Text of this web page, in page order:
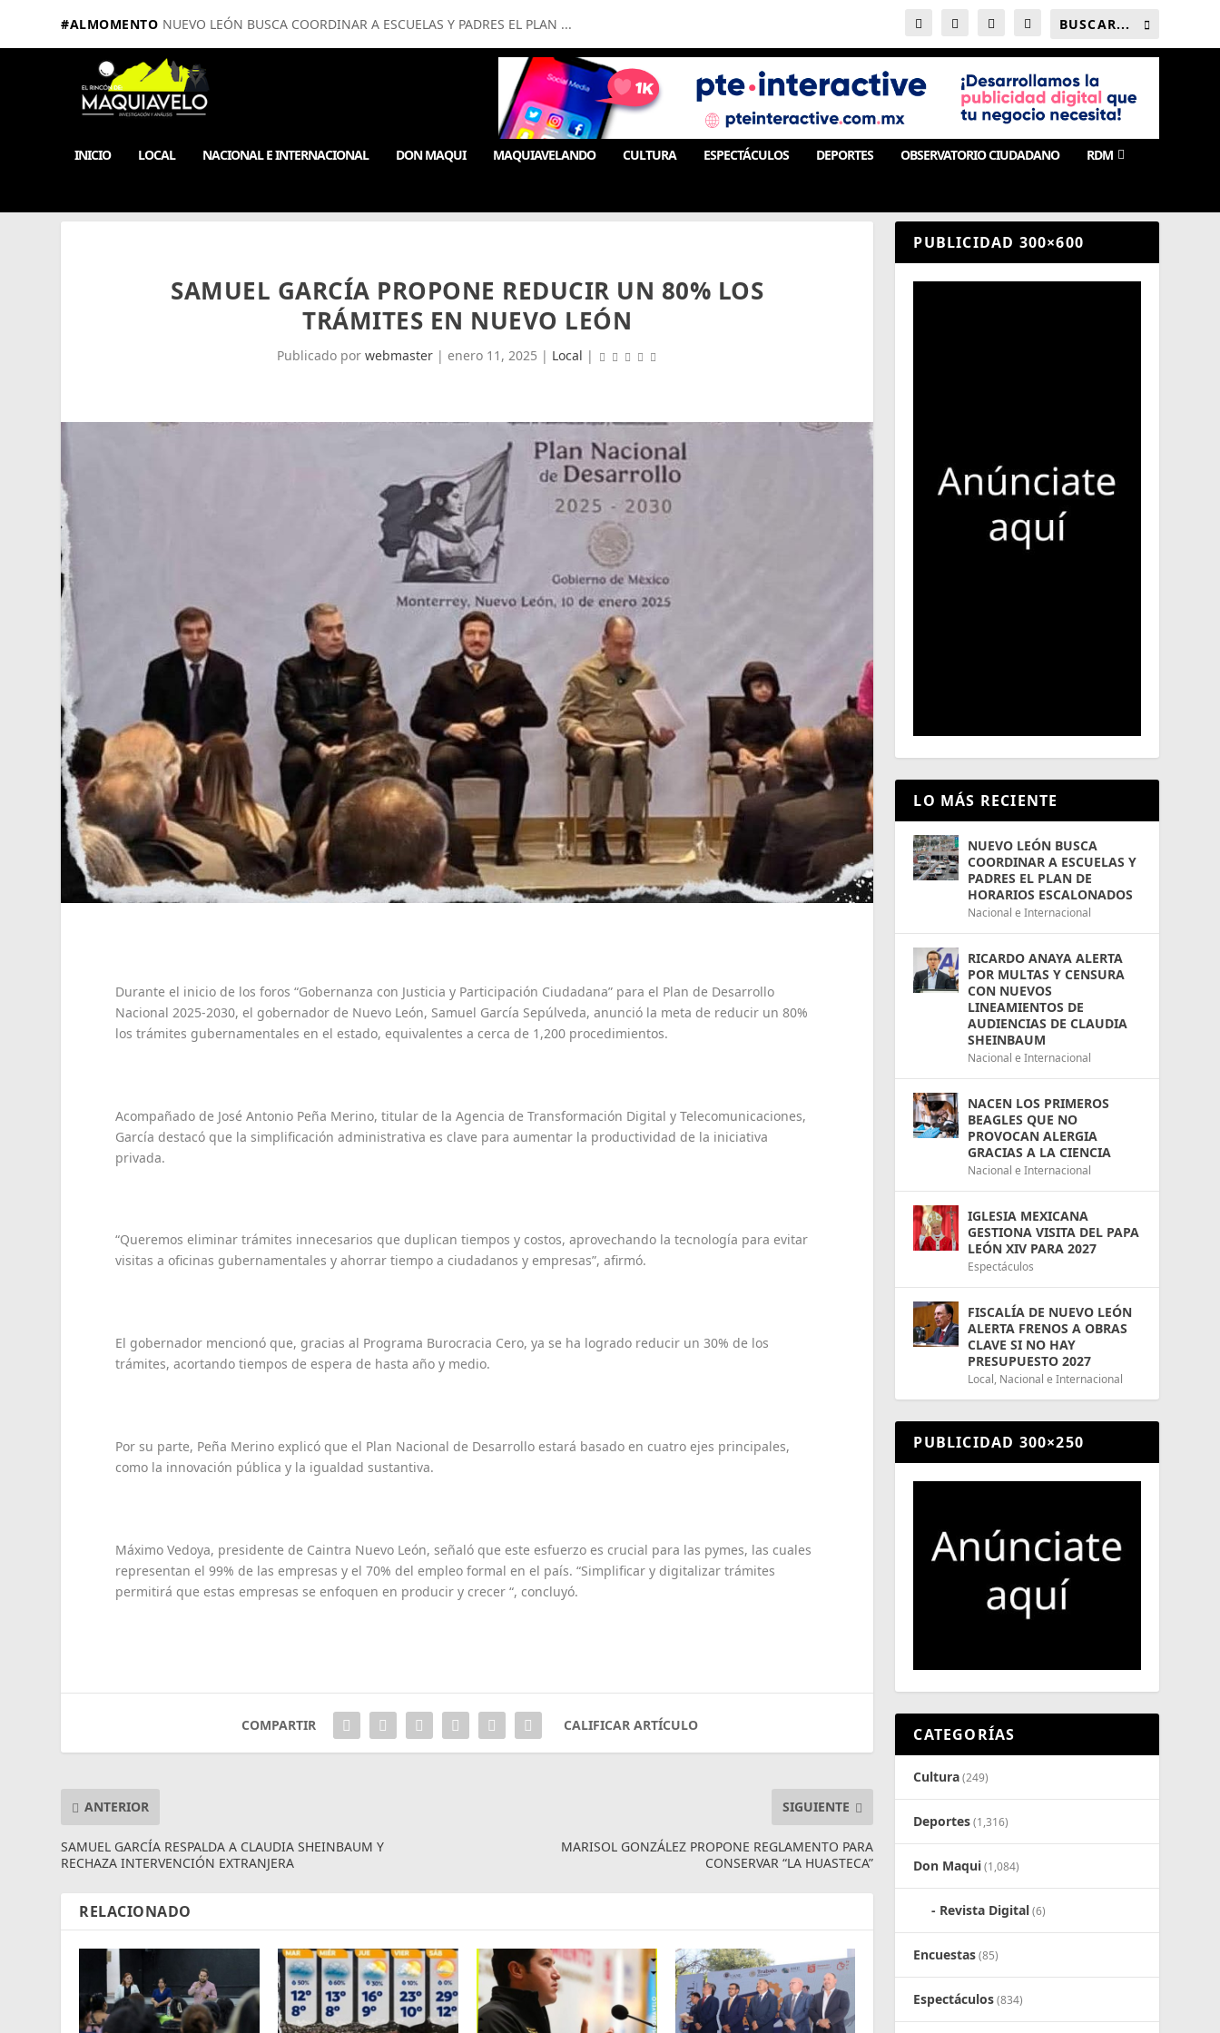
#ALMOMENTO NUEVO LEÓN BUSCA COORDINAR A ESCUELAS Y PADRES EL PLAN ...
INICIO LOCAL NACIONAL E INTERNACIONAL DON MAQUI MAQUIAVELANDO CULTURA ESPECTÁCULOS DEPORTES OBSERVATORIO CIUDADANO RDM
SAMUEL GARCÍA PROPONE REDUCIR UN 80% LOS
TRÁMITES EN NUEVO LEÓN
Publicado porwebmaster |enero 11, 2025 | Local |
Durante el inicio de los foros “Gobernanza con Justicia y Participación Ciudadana” para el Plan de Desarrollo
Nacional 2025-2030, el gobernador de Nuevo León, Samuel García Sepúlveda, anunció la meta de reducir un 80%
los trámites gubernamentales en el estado, equivalentes a cerca de 1,200 procedimientos.
Acompañado de José Antonio Peña Merino, titular de la Agencia de Transformación Digital y Telecomunicaciones,
García destacó que la simplificación administrativa es clave para aumentar la productividad de la iniciativa
privada.
“Queremos eliminar trámites innecesarios que duplican tiempos y costos, aprovechando la tecnología para evitar
visitas a oficinas gubernamentales y ahorrar tiempo a ciudadanos y empresas”, afirmó.
El gobernador mencionó que, gracias al Programa Burocracia Cero, ya se ha logrado reducir un 30% de los
trámites, acortando tiempos de espera de hasta año y medio.
Por su parte, Peña Merino explicó que el Plan Nacional de Desarrollo estará basado en cuatro ejes principales,
como la innovación pública y la igualdad sustantiva.
Máximo Vedoya, presidente de Caintra Nuevo León, señaló que este esfuerzo es crucial para las pymes, las cuales
representan el 99% de las empresas y el 70% del empleo formal en el país. “Simplificar y digitalizar trámites
permitirá que estas empresas se enfoquen en producir y crecer “, concluyó.
COMPARTIR CALIFICAR ARTÍCULO
ANTERIOR
SAMUEL GARCÍA RESPALDA A CLAUDIA SHEINBAUM Y
RECHAZA INTERVENCIÓN EXTRANJERA
SIGUIENTE
MARISOL GONZÁLEZ PROPONE REGLAMENTO PARA
CONSERVAR “LA HUASTECA”
RELACIONADO
PUBLICIDAD 300×600
LO MÁS RECIENTE
NUEVO LEÓN BUSCA
COORDINAR A ESCUELAS Y
PADRES EL PLAN DE
HORARIOS ESCALONADOS
Nacional e Internacional
RICARDO ANAYA ALERTA
POR MULTAS Y CENSURA
CON NUEVOS
LINEAMIENTOS DE
AUDIENCIAS DE CLAUDIA
SHEINBAUM
Nacional e Internacional
NACEN LOS PRIMEROS
BEAGLES QUE NO
PROVOCAN ALERGIA
GRACIAS A LA CIENCIA
Nacional e Internacional
IGLESIA MEXICANA
GESTIONA VISITA DEL PAPA
LEÓN XIV PARA 2027
Espectáculos
FISCALÍA DE NUEVO LEÓN
ALERTA FRENOS A OBRAS
CLAVE SI NO HAY
PRESUPUESTO 2027
Local, Nacional e Internacional
PUBLICIDAD 300×250
CATEGORÍAS
Cultura(249)
Deportes(1,316)
Don Maqui(1,084)
Revista Digital(6)
Encuestas(85)
Espectáculos(834)